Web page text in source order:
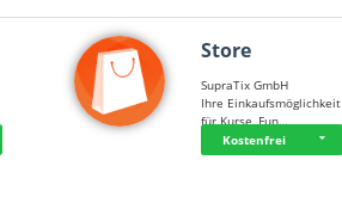
Store
SupraTix GmbH
Ihre Einkaufsmöglichkeit
für Kurse, Fun…
Kostenfrei